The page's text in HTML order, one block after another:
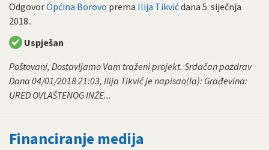
OdgovorOpćina Borovo prema Ilija Tikvićdana 5. siječnja
2018..
Uspješan
Poštovani, Dostavljamo Vam traženi projekt. Srdačan pozdrav
Dana 04/01/2018 21:03, Ilija Tikvić je napisao(la): Građevina:
URED OVLAŠTENOG INŽE...
Financiranje medija